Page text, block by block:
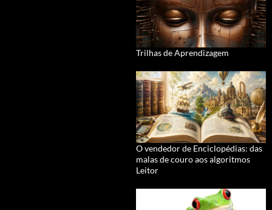
Trilhas de Aprendizagem
O vendedor de Enciclopédias: das
malas de couro aos algoritmos
Leitor